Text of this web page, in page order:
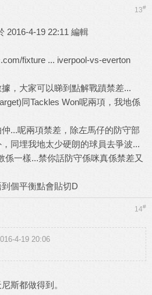
13#
2016-4-19 22:11 編輯
fixture ... iverpool-vs-everton
，大家可以睇到點解戰蹟禁差...
同Tackles Won呢兩項，我地係
...呢兩項禁差，除左馬仔的防守部
同埋我地太少硬朗的球員去爭波...
係一樣...禁你話防守係咪真係禁差又
個平衡點會貼切D
14#
4-19 20:06
斯都做得到。